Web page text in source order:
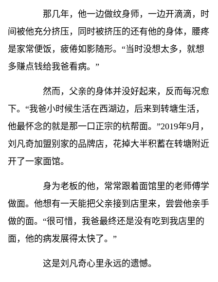
那几年，他一边做纹身师，一边开滴滴，时
间被他充分挤压，同时被挤压的还有他的身体，腰疼
是家常便饭，疲倦如影随形。“当时没想太多，就想
多赚点钱给我爸看病。”
然而，父亲的身体并没好起来，反而每况愈
下。“我爸小时候生活在西湖边，后来到转塘生活，
他最怀念的就是那一口正宗的杭帮面。”2019年9月，
刘凡奇加盟别家的品牌店，花掉大半积蓄在转塘附近
开了一家面馆。
身为老板的他，常常跟着面馆里的老师傅学
做面。他想有一天能把父亲接到店里来，尝尝他亲手
做的面。“很可惜，我爸最终还是没有吃到我店里的
面，他的病发展得太快了。”
这是刘凡奇心里永远的遗憾。